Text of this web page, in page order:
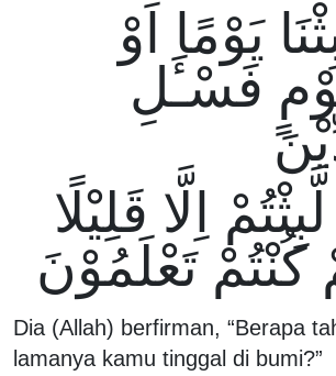
يَوْمًا اَوْ
فَسْـَٔلِ
اِلَّا قَلِيْلًا
كُنْتُمْ تَعْلَمُوْنَ
Dia (Allah) berfirman, “Berapa
lamanya kamu tinggal di bumi?”